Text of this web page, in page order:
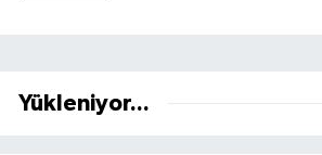
Yükleniyor...